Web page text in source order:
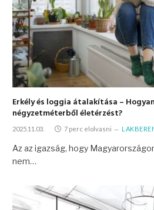
Erkély és loggia átalakítása –
négyzetméterből életérzést?
2025.11.03. 7 perc elolvasni
Az az igazság, hogy
nem…